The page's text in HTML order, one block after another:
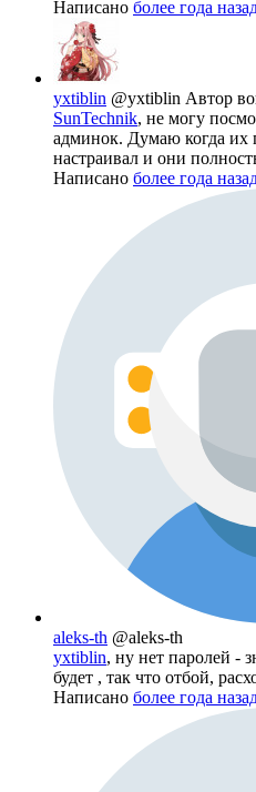
Написано более года
yxtiblin @yxtiblin Автор
SunTechnik, не могу
админок. Думаю когда их
настраивал и они
Написано более года
aleks-th @aleks-th
yxtiblin, ну нет паролей -
будет , так что отбой,
Написано более года